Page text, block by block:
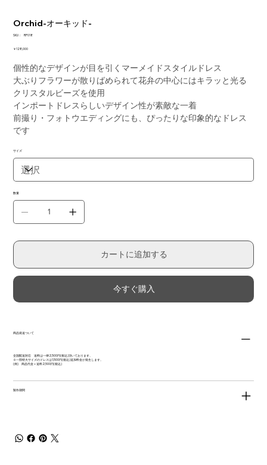
Orchid-オーキッド-
SKU：
SKU：
RP018
価
￥128,000
個性的なデザインが目を引くマーメイドスタイルドレス
大ぶりフラワーが散りばめられて花弁の中心にはキラッと光る
クリスタルビーズを使用
インポートドレスらしいデザイン性が素敵な一着
前撮り・フォトウエディングにも、ぴったりな印象的なドレス
です
サイズ
数量
カートに追加する
今すぐ購入
商品発送ついて
全国配送対応 送料は一律2,500円(税込)頂いております。
※一部特大サイズのドレスは1,500円(税込)追加料金が発生します。
(例) 商品代金＋送料2,500円(税込)
製作期間